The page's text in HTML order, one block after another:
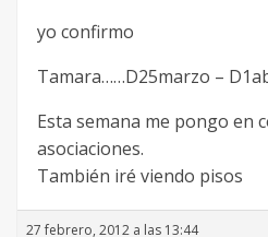
yo confirmo
Tamara……D25marzo –
Esta semana me pongo en
asociaciones.
También iré viendo pisos
27 febrero, 2012 a las 13:44